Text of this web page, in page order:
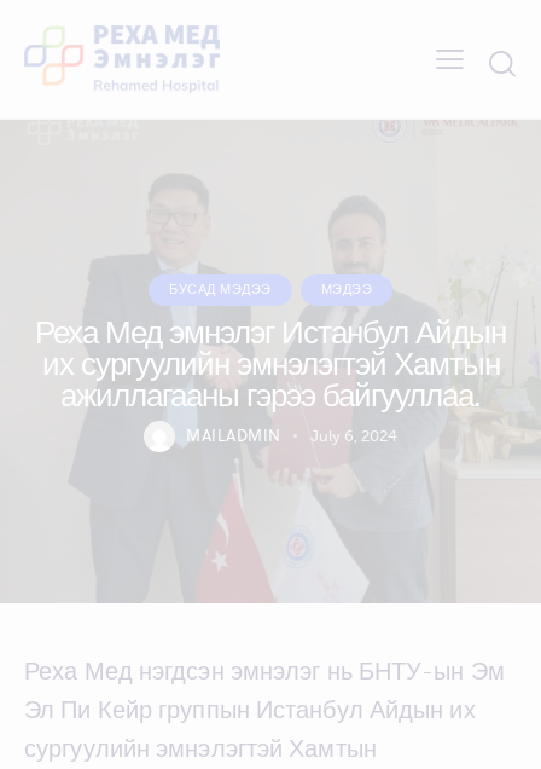
БУСАД МЭДЭЭ МЭДЭЭ
Реха Мед эмнэлэг Истанбул Айдын
их сургуулийн эмнэлэгтэй Хамтын
ажиллагааны гэрээ байгууллаа.
MAILADMIN July 6, 2024
Реха Мед нэгдсэн эмнэлэг нь БНТУ-ын Эм
Эл Пи Кейр группын Истанбул Айдын их
сургуулийн эмнэлэгтэй Хамтын